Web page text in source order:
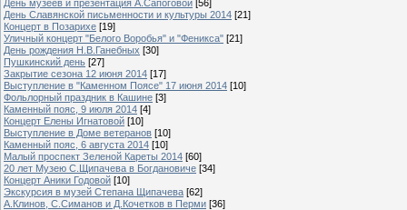
День музеев и презентация А.Сапоговой [56]
День Славянской письменности и культуры 2014 [21]
Концерт в Позарихе [19]
Уличный концерт "Белого Воробья" и "Феникса" [21]
День рождения Н.В.Ганебных [30]
Пушкинский день [27]
Закрытие сезона 12 июня 2014 [17]
Выступление в "Каменном Поясе" 17 июня 2014 [10]
Фольлорный праздник в Кашине [3]
Каменный пояс, 9 июля 2014 [4]
Концерт Елены Игнатовой [10]
Выступление в Доме ветеранов [10]
Каменный пояс, 6 августа 2014 [10]
Малый проспект Зеленой Кареты 2014 [60]
20 лет Музею С.Щипачева в Богдановиче [34]
Концерт Аники Годовой [10]
Экскурсия в музей Степана Щипачева [62]
А.Клинов, С.Симанов и Д.Кочетков в Перми [36]